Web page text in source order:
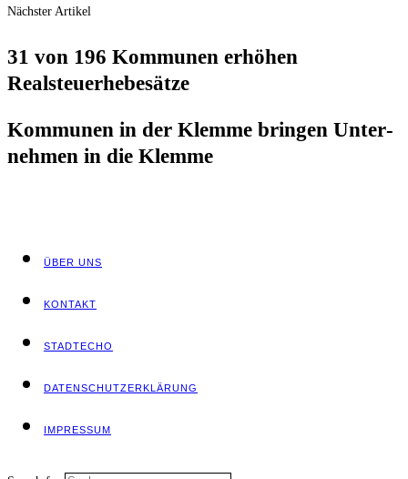
Nächster Artikel
31 von 196 Kom­mu­nen erhö­hen
Realsteuerhebesätze
Kom­mu­nen in der Klem­me brin­gen Unter­
neh­men in die Klemme
ÜBER UNS
KON­TAKT
STADT­ECHO
DATEN­SCHUTZ­ER­KLÄ­RUNG
IMPRES­SUM